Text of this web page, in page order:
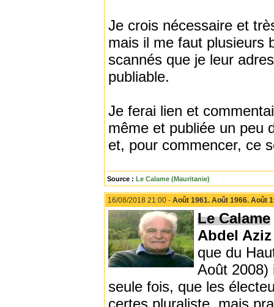
Je crois nécessaire et
mais il me faut plusieurs
scannés que je leur
publiable.
Je ferai lien et
même et publiée un peu
et, pour commencer, ce
Source : Le Calame (Mauritanie)
16/08/2018 21:00 - Août 1961. Août 1966. Août
Le Calame
Abdel
que du
Août 2008)
seule fois, que les
certes pluraliste, mais